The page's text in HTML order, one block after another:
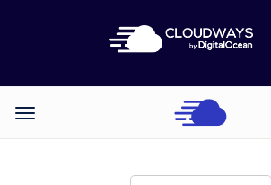
Categories